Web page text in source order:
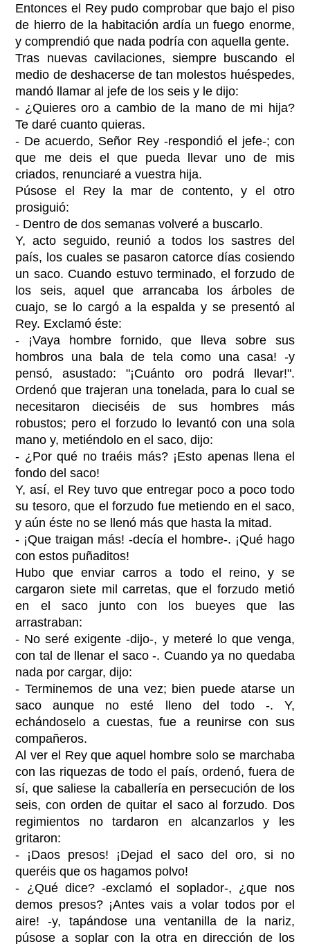
Entonces el Rey pudo comprobar que bajo el piso
de hierro de la habitación ardía un fuego enorme,
y comprendió que nada podría con aquella gente.
Tras nuevas cavilaciones, siempre buscando el
medio de deshacerse de tan molestos huéspedes,
mandó llamar al jefe de los seis y le dijo:
- ¿Quieres oro a cambio de la mano de mi hija?
Te daré cuanto quieras.
- De acuerdo, Señor Rey -respondió el jefe-; con
que me deis el que pueda llevar uno de mis
criados, renunciaré a vuestra hija.
Púsose el Rey la mar de contento, y el otro
prosiguió:
- Dentro de dos semanas volveré a buscarlo.
Y, acto seguido, reunió a todos los sastres del
país, los cuales se pasaron catorce días cosiendo
un saco. Cuando estuvo terminado, el forzudo de
los seis, aquel que arrancaba los árboles de
cuajo, se lo cargó a la espalda y se presentó al
Rey. Exclamó éste:
- ¡Vaya hombre fornido, que lleva sobre sus
hombros una bala de tela como una casa! -y
pensó, asustado: "¡Cuánto oro podrá llevar!".
Ordenó que trajeran una tonelada, para lo cual se
necesitaron dieciséis de sus hombres más
robustos; pero el forzudo lo levantó con una sola
mano y, metiéndolo en el saco, dijo:
- ¿Por qué no traéis más? ¡Esto apenas llena el
fondo del saco!
Y, así, el Rey tuvo que entregar poco a poco todo
su tesoro, que el forzudo fue metiendo en el saco,
y aún éste no se llenó más que hasta la mitad.
- ¡Que traigan más! -decía el hombre-. ¡Qué hago
con estos puñaditos!
Hubo que enviar carros a todo el reino, y se
cargaron siete mil carretas, que el forzudo metió
en el saco junto con los bueyes que las
arrastraban:
- No seré exigente -dijo-, y meteré lo que venga,
con tal de llenar el saco -. Cuando ya no quedaba
nada por cargar, dijo:
- Terminemos de una vez; bien puede atarse un
saco aunque no esté lleno del todo -. Y,
echándoselo a cuestas, fue a reunirse con sus
compañeros.
Al ver el Rey que aquel hombre solo se marchaba
con las riquezas de todo el país, ordenó, fuera de
sí, que saliese la caballería en persecución de los
seis, con orden de quitar el saco al forzudo. Dos
regimientos no tardaron en alcanzarlos y les
gritaron:
- ¡Daos presos! ¡Dejad el saco del oro, si no
queréis que os hagamos polvo!
- ¿Qué dice? -exclamó el soplador-, ¿que nos
demos presos? ¡Antes vais a volar todos por el
aire! -y, tapándose una ventanilla de la nariz,
púsose a soplar con la otra en dirección de los